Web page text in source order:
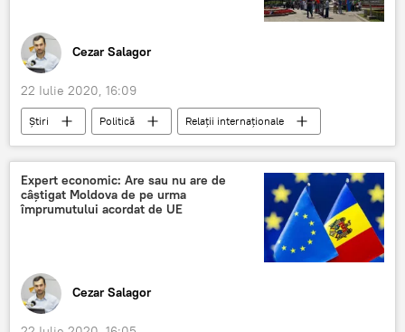
Cezar Salagor
22 Iulie 2020, 16:09
Știri Politică
Relații internaționale
altercații
Armenia
Azerbadjan
Chișinău
Viața în Moldova
Expert economic: Are sau nu are de
câștigat Moldova de pe urma
împrumutului acordat de UE
Cezar Salagor